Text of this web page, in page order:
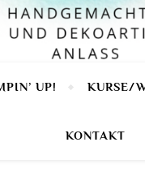
UP! KURSE/
KONTAKT